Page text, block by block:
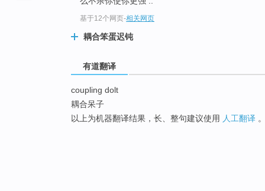
基于12个网页-相关网页
耦合笨蛋迟钝
有道翻译
coupling dolt
耦合呆子
以上为机器翻译结果，长、整句建议使用 人工翻译